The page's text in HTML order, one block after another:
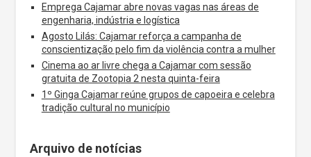
Emprega Cajamar abre novas vagas nas áreas de
engenharia, indústria e logística
Agosto Lilás: Cajamar reforça a campanha de
conscientização pelo fim da violência contra a mulher
Cinema ao ar livre chega a Cajamar com sessão
gratuita de Zootopia 2 nesta quinta-feira
1º Ginga Cajamar reúne grupos de capoeira e celebra
tradição cultural no município
Arquivo de notícias